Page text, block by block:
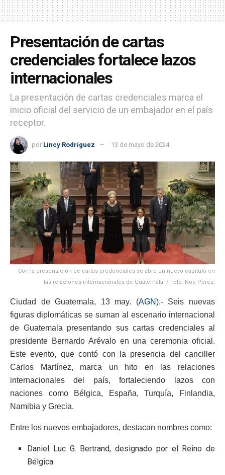
Presentación de cartas
credenciales fortalece lazos
internacionales
La presentación de cartas credenciales marca el
inicio oficial del servicio de un embajador en el país
receptor.
por Lincy Rodríguez 13 de mayo de 2024
Con la presentación de cartas credenciales se abre un nuevo capítulo en
las relaciones internacionales de Guatemala. / Foto: Noé Pérez.
Ciudad de Guatemala, 13 may. (AGN).- Seis nuevas
figuras diplomáticas se suman al escenario internacional
de Guatemala presentando sus cartas credenciales al
presidente Bernardo Arévalo en una ceremonia oficial.
Este evento, que contó con la presencia del canciller
Carlos Martínez, marca un hito en las relaciones
internacionales del país, fortaleciendo lazos con
naciones como Bélgica, España, Turquía, Finlandia,
Namibia y Grecia.
Entre los nuevos embajadores, destacan nombres como:
Daniel Luc G. Bertrand, designado por el Reino de
Bélgica